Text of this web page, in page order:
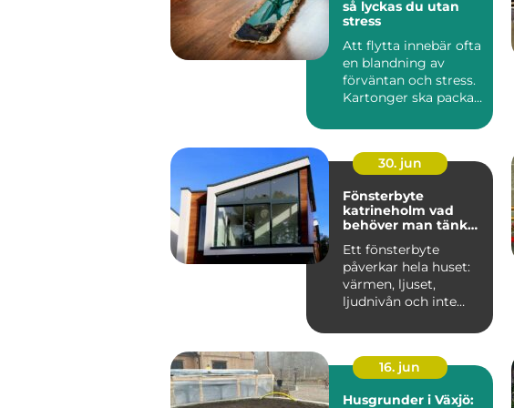
så lyckas du utan
stress
Att flytta innebär ofta
en blandning av
förväntan och stress.
Kartonger ska packas,
30. jun
Fönsterbyte
katrineholm vad
behöver man tänka
Ett fönsterbyte
påverkar hela huset:
värmen, ljuset,
ljudnivån och inte
man kommer...
16. jun
Husgrunder i Växjö: